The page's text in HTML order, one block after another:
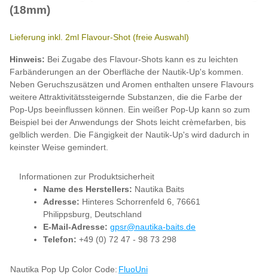
(18mm)
Lieferung inkl. 2ml Flavour-Shot (freie Auswahl)
Hinweis: Bei Zugabe des Flavour-Shots kann es zu leichten
Farbänderungen an der Oberfläche der Nautik-Up's kommen.
Neben Geruchszusätzen und Aromen enthalten unsere Flavours
weitere Attraktivitätssteigernde Substanzen, die die Farbe der
Pop-Ups beeinflussen können. Ein weißer Pop-Up kann so zum
Beispiel bei der Anwendungs der Shots leicht crèmefarben, bis
gelblich werden. Die Fängigkeit der Nautik-Up's wird dadurch in
keinster Weise gemindert.
Informationen zur Produktsicherheit
Name des Herstellers: Nautika Baits
Adresse: Hinteres Schorrenfeld 6, 76661
Philippsburg, Deutschland
E-Mail-Adresse: gpsr@nautika-baits.de
Telefon: +49 (0) 72 47 - 98 73 298
Produkteigenschaft
Wert
Nautika Pop Up Color Code: FluoUni